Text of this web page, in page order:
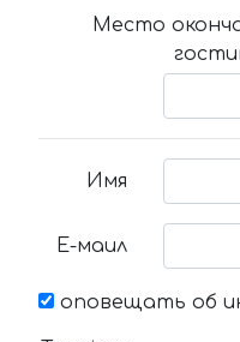
Место
Имя
Е-маил
оповещать об